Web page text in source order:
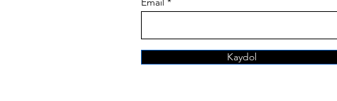
Kaydol